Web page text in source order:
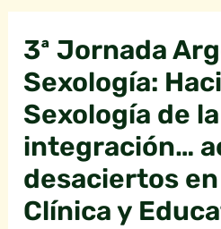
3ª Jornada
Sexología:
Sexología de la
integración…
desaciertos
Clínica y